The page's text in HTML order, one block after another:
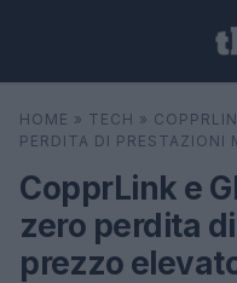
Cerca
HOME » TECH »
PERDITA DI PRESTAZIONI
CopprLink e
zero perdita
prezzo